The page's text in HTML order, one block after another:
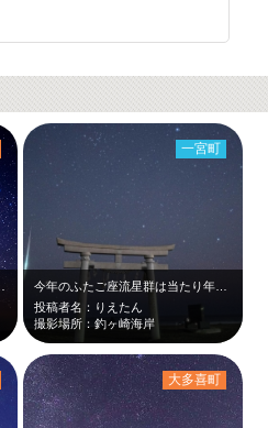
今年のふたご座流星群は当たり年だった ここなら駐車場の前の前だから怖くなよ
投稿者名：りえたん
撮影場所：釣ヶ崎海岸
一宮町
大多喜町